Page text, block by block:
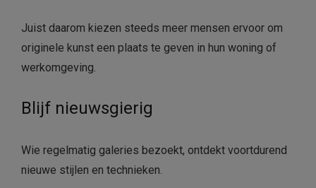
Juist daarom kiezen steeds meer mensen ervoor om
originele kunst een plaats te geven in hun woning of
werkomgeving.
Blijf nieuwsgierig
Wie regelmatig galeries bezoekt, ontdekt voortdurend
nieuwe stijlen en technieken.